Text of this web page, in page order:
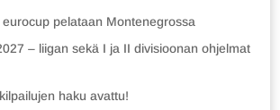
pelataan Montenegrossa
– liigan sekä I ja II divisioonan ohjelmat
haku avattu!